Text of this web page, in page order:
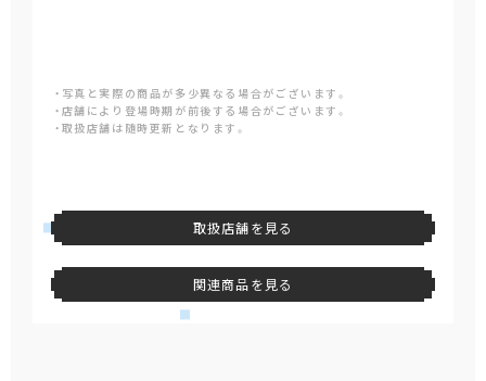
・写真と実際の商品が多少異なる場合がございます。
・店舗により登場時期が前後する場合がございます。
・取扱店舗は随時更新となります。
取扱店舗を見る
関連商品を見る